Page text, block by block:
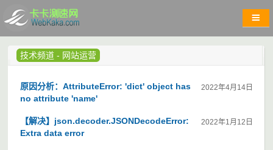
技术频道 - 网站运营
2022年4月14日
原因分析：AttributeError: 'dict' object has
no attribute 'name'
2022年1月12日
【解决】json.decoder.JSONDecodeError:
Extra data error